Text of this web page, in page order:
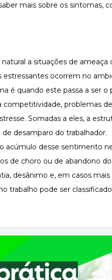
mais sobre os sintomas,
a situações de ameaça
estressantes ocorrem no
é quando este passa a ser
competitividade, problemas
Somadas a eles, a
desamparo do trabalhador.
acúmulo desse sentimento
de choro ou de abandono
desânimo e, em casos
trabalho pode ser